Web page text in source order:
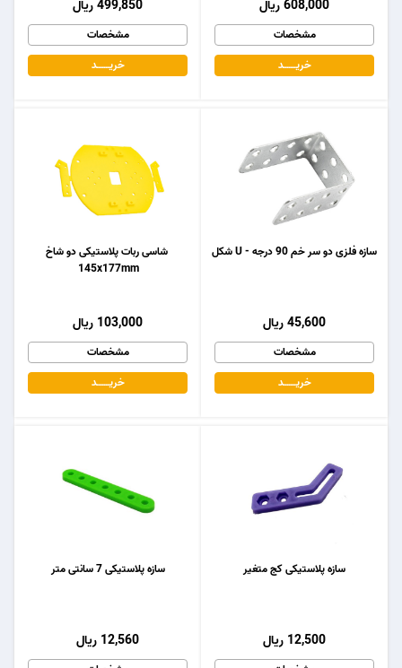
499,850 ریال
مشخصات
خریـــــــد
608,000 ریال
مشخصات
خریـــــــد
شاسی ربات پلاستیکی دو شاخ
145x177mm
103,000 ریال
مشخصات
خریـــــــد
سازه فلزی دو سر خم 90 درجه - U شکل
45,600 ریال
مشخصات
خریـــــــد
سازه پلاستیکی 7 سانتی متر
12,560 ریال
سازه پلاستیکی کج متغیر
12,500 ریال